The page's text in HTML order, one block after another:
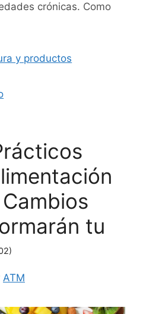
crónicas. Como
y productos
tu
ATM